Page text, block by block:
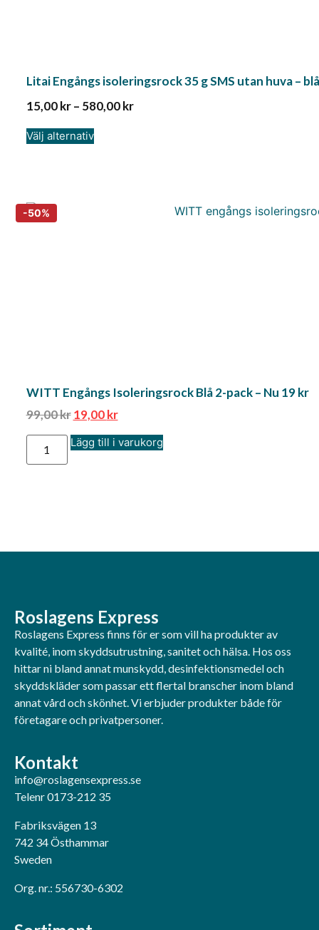
Litai Engångs isoleringsrock 35 g SMS utan huva – blå
15,00kr– 580,00kr
Välj alternativ
WITT Engångs Isoleringsrock Blå 2-pack – Nu 19 kr
99,00kr 19,00kr
Lägg till i varukorg
Roslagens Express
Roslagens Express finns för er som vill ha produkter av
kvalité, inom skyddsutrustning, sanitet och hälsa. Hos oss
hittar ni bland annat munskydd, desinfektionsmedel och
skyddskläder som passar ett flertal branscher inom bland
annat vård och skönhet. Vi erbjuder produkter både för
företagare och privatpersoner.
Kontakt
info@roslagensexpress.se
Telenr 0173-212 35
Fabriksvägen 13
742 34 Östhammar
Sweden
Org. nr.: 556730-6302